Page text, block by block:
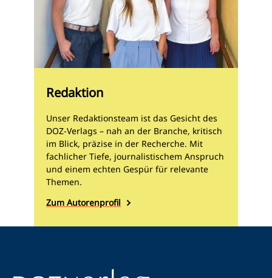
Redaktion
Unser Redaktionsteam ist das Gesicht des
DOZ-Verlags – nah an der Branche, kritisch
im Blick, präzise in der Recherche. Mit
fachlicher Tiefe, journalistischem Anspruch
und einem echten Gespür für relevante
Themen.
Zum Autorenprofil